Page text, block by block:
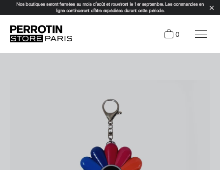
Nos boutiques seront fermées au mois d'août et rouvriront le 1er septembre. Les commandes en
ligne continueront d'être expédiées durant cette période.
0